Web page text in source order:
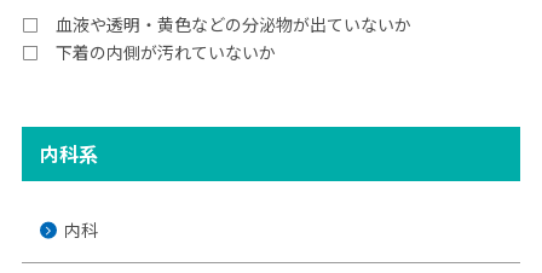
内科系
内科
□ 血液や透明・黄色などの分泌物が出ていないか
□ 下着の内側が汚れていないか